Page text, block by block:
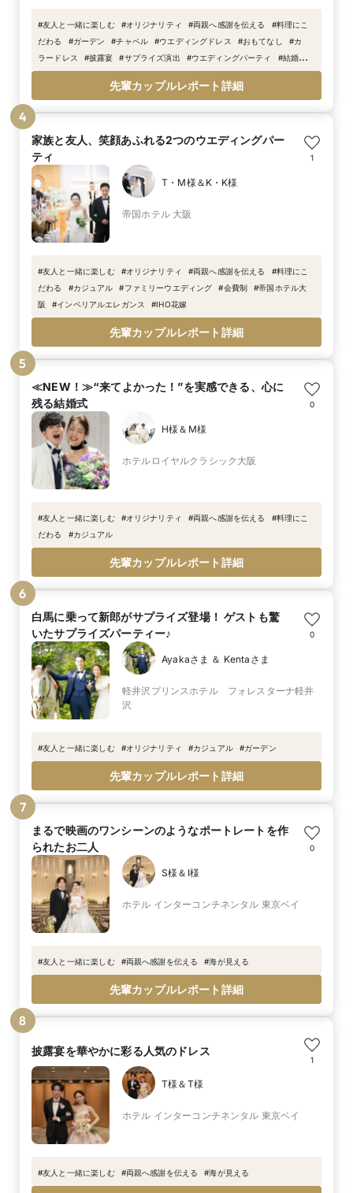
#友人と一緒に楽しむ #オリジナリティ #両親へ感謝を伝える #料理にこ
だわる
#ガーデン #チャペル #ウエディングドレス #おもてなし #カ
ラードレス
#披露宴 #サプライズ演出 #ウエディングパーティ #結婚式演
出
#挙式 #タキシード #ウエディングケーキ #教会式 #一生に一度 #結
#you
先輩カップルレポート詳細
4
家族と友人、笑顔あふれる2つのウエディングパー
ティ
1
T・M様＆K・K様
帝国ホテル 大阪
#友人と一緒に楽しむ #オリジナリティ #両親へ感謝を伝える #料理にこ
だわる
#カジュアル #ファミリーウエディング #会費制 #帝国ホテル大
阪
#インペリアルエレガンス #IHO花嫁
先輩カップルレポート詳細
5
≪NEW！≫“来てよかった！”を実感できる、心に
残る結婚式
0
H様＆M様
ホテルロイヤルクラシック大阪
#友人と一緒に楽しむ #オリジナリティ #両親へ感謝を伝える #料理にこ
だわる
#カジュアル
先輩カップルレポート詳細
6
白馬に乗って新郎がサプライズ登場！ ゲストも驚
いたサプライズパーティー♪
0
Ayakaさま ＆ Kentaさま
軽井沢プリンスホテル フォレスターナ軽井
沢
#友人と一緒に楽しむ #オリジナリティ #カジュアル #ガーデン
先輩カップルレポート詳細
7
まるで映画のワンシーンのようなポートレートを作
られたお二人
0
S様＆I様
ホテル インターコンチネンタル 東京ベイ
#友人と一緒に楽しむ #両親へ感謝を伝える #海が見える
先輩カップルレポート詳細
8
披露宴を華やかに彩る人気のドレス
1
T様＆T様
ホテル インターコンチネンタル 東京ベイ
#友人と一緒に楽しむ #両親へ感謝を伝える #海が見える